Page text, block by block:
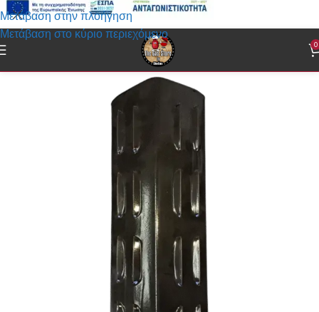
Μετάβαση στην πλοήγηση
Μετάβαση στο κύριο περιεχόμενο
0